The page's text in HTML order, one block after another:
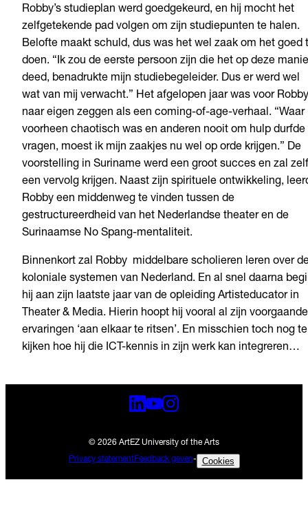
Robby’s studieplan werd goedgekeurd, en hij mocht het
zelfgetekende pad volgen om zijn studiepunten te halen.
Belofte maakt schuld, dus was het wel zaak om het goed
doen. “Ik zou de eerste persoon zijn die het op deze
deed, benadrukte mijn studiebegeleider. Dus er werd wel
wat van mij verwacht.” Het afgelopen jaar was voor Robby
naar eigen zeggen als een coming-of-age-verhaal. “Waar
voorheen chaotisch was en anderen nooit om hulp durfde
vragen, moest ik mijn zaakjes nu wel op orde krijgen.” De
voorstelling in Suriname werd een groot succes en zal
een vervolg krijgen. Naast zijn spirituele ontwikkeling,
Robby een middenweg te vinden tussen de
gestructureerdheid van het Nederlandse theater en de
Surinaamse No Spang-mentaliteit.
Binnenkort zal Robby middelbare scholieren leren over
koloniale systemen van Nederland. En al snel daarna
hij aan zijn laatste jaar van de opleiding Artisteducator in
Theater & Media. Hierin hoopt hij vooral al zijn voorgaande
ervaringen ‘aan elkaar te ritsen’. En misschien toch nog te
kijken hoe hij die ICT-kennis in zijn werk kan integreren…
© 2026 ArtEZ University of the Arts
Privacy statementFeedback geven- Cookies